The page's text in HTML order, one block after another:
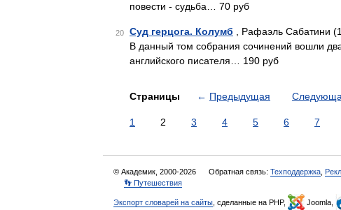
повести - судьба… 70 руб
20 Суд герцога. Колумб , Рафаэль Сабатини
В данный том собрания сочинений вошли
английского писателя… 190 руб
Страницы ← Предыдущая
1 2 3 4 5 6 7
© Академик, 2000-2026 Обратная связь: Техподдержка
👣 Путешествия
Экспорт словарей на сайты , сделанные на PHP, Joomla,